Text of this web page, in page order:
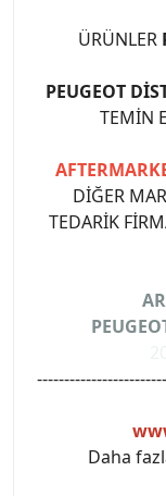
ÜRÜNLER
PEUGEOT
TEMİN
DİĞER
TEDARİK
Daha